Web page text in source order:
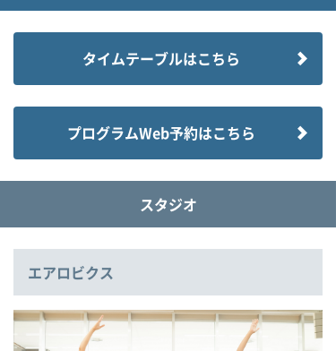
タイムテーブルはこちら
プログラムWeb予約はこちら
スタジオ
エアロビクス